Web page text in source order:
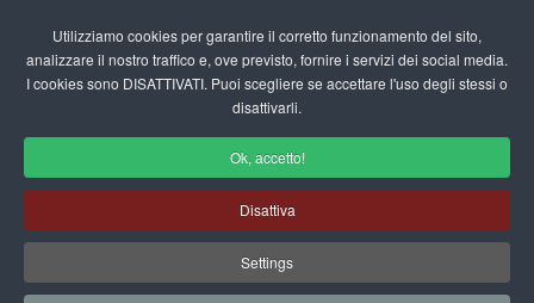
Utilizziamo cookies per garantire il corretto funzionamento del sito,
analizzare il nostro traffico e, ove previsto, fornire i servizi dei social media.
I cookies sono DISATTIVATI. Puoi scegliere se accettare l'uso degli stessi o
disattivarli.
Ok, accetto!
Disattiva
Settings
fas
Disegni da Colorare Pirati
Progetti Didattici, Disegni, Schede
Didattiche e tanto altro ancora.